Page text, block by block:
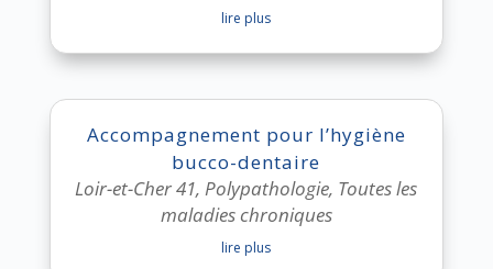
lire plus
Accompagnement pour l’hygiène
bucco-dentaire
Loir-et-Cher 41,Polypathologie, Toutes les
maladies chroniques
lire plus